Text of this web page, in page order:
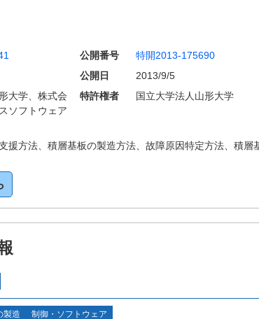
公開番号 特開2013-175690
公開日
2013/9/5
大学、株式会
ソフトウェア
特許権者 国立大学法人山形大学
援方法、積層基板の製造方法、故障原因特定方法、積層
製造 制御・ソフトウェア